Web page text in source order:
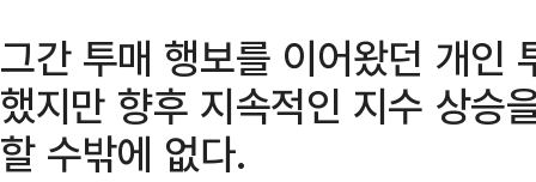
그간 투매 행보를 이어왔던 개인
했지만 향후 지속적인 지수 상승
할 수밖에 없다.